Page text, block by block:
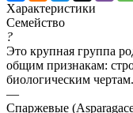
Характеристики
Семейство
?
Это крупная группа
общим признакам:
биологическим чертам.
—
Спаржевые